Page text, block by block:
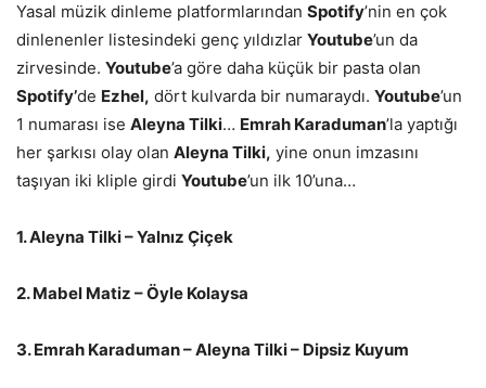
Yasal müzik dinleme platformlarından Spotify’nin en çok
dinlenenler listesindeki genç yıldızlar Youtube’un da
zirvesinde. Youtube’a göre daha küçük bir pasta olan
Spotify’de Ezhel, dört kulvarda bir numaraydı. Youtube’un
1 numarası ise Aleyna Tilki… Emrah Karaduman’la yaptığı
her şarkısı olay olan Aleyna Tilki, yine onun imzasını
taşıyan iki kliple girdi Youtube’un ilk 10’una…
1. Aleyna Tilki – Yalnız Çiçek
2. Mabel Matiz – Öyle Kolaysa
3. Emrah Karaduman – Aleyna Tilki – Dipsiz Kuyum